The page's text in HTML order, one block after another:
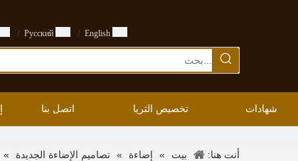
English
/
Pусский
/
شهادات تخصيص الثريا اتصل بنا
أنت هنا: بيت » إضاءة » تصاميم الإضاءة الجديدة »